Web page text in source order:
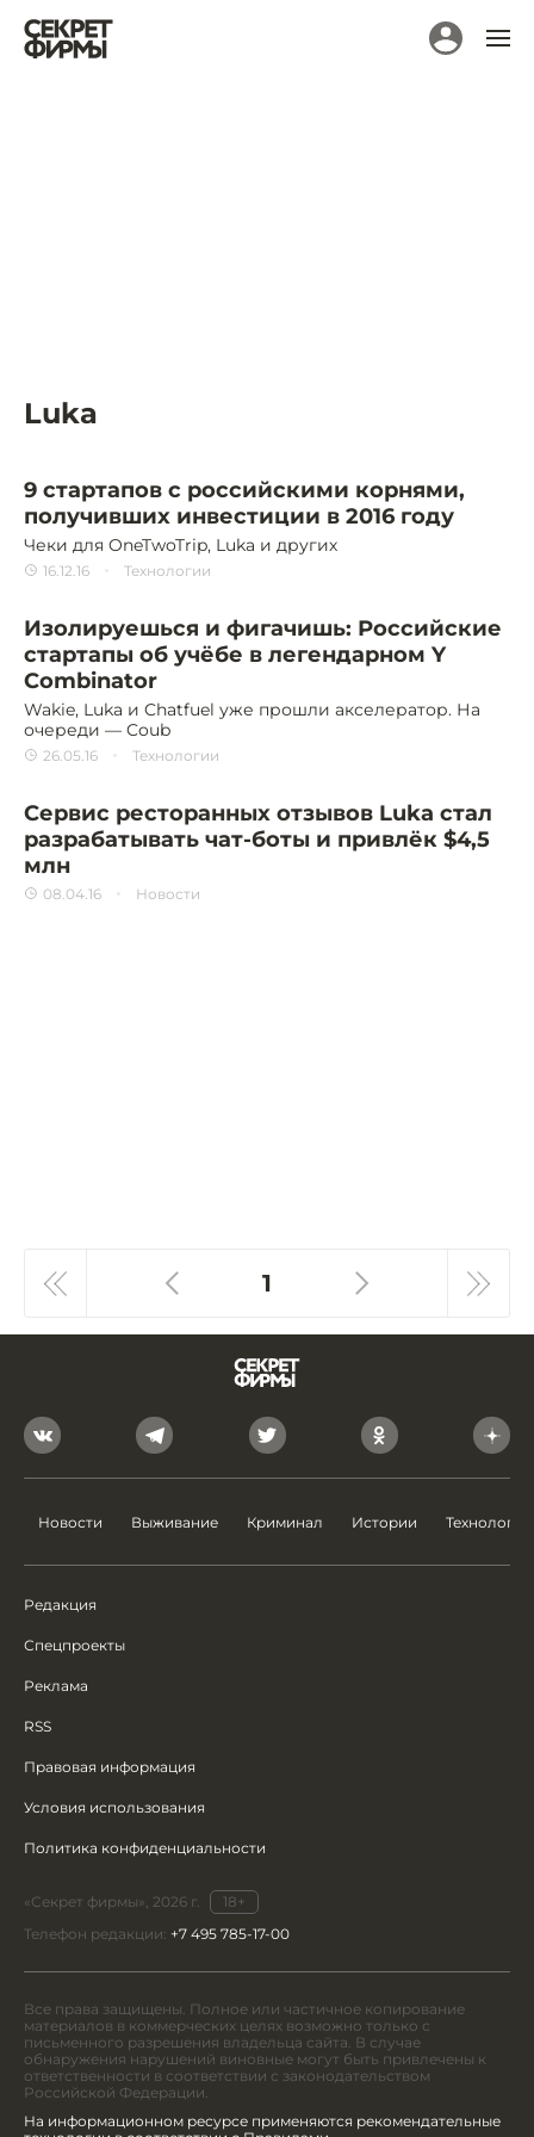
Luka
9 стартапов с российскими корнями,
получивших инвестиции в 2016 году
Чеки для OneTwoTrip, Luka и других
16.12.16 Технологии
Изолируешься и фигачишь: Российские
стартапы об учёбе в легендарном Y
Combinator
Wakie, Luka и Chatfuel уже прошли акселератор. На
очереди — Coub
26.05.16 Технологии
Сервис ресторанных отзывов Luka стал
разрабатывать чат-боты и привлёк $4,5
млн
08.04.16 Новости
1
Новости Выживание Криминал Истории Технологии
Редакция
Спецпроекты
Реклама
RSS
Правовая информация
Условия использования
Политика конфиденциальности
«Секрет фирмы», 2026 г.
18+
Телефон редакции: +7 495 785-17-00
Все права защищены. Полное или частичное копирование
материалов в коммерческих целях возможно только с
письменного разрешения владельца сайта. В случае
обнаружения нарушений виновные могут быть привлечены к
ответственности в соответствии с законодательством
Российской Федерации.
На информационном ресурсе применяются рекомендательные